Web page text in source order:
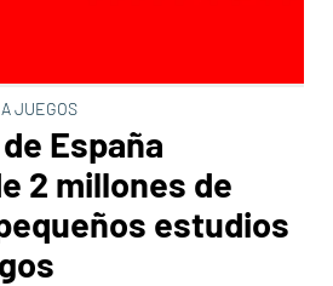
JUEGOS
España
2 millones de
estudios